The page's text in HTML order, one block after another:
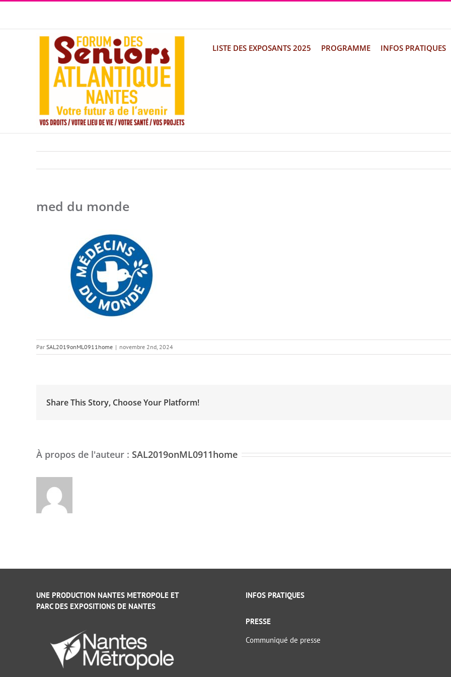
Passer
LISTE DES EXPOSANTS 2025 PROGRAMME INFOS PRATIQUES
med du monde
Par SAL2019onML0911home | novembre 2nd, 2024
Share This Story, Choose Your Platform!
À propos de l'auteur : SAL2019onML0911home
UNE PRODUCTION NANTES METROPOLE ET
PARC DES EXPOSITIONS DE NANTES
INFOS PRATIQUES
PRESSE
Communiqué de presse